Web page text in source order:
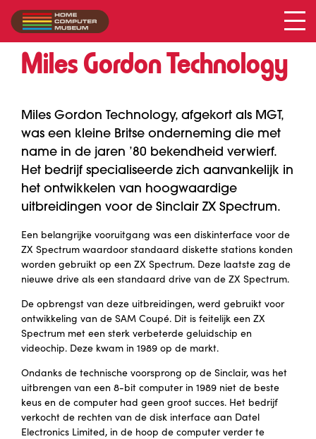
Collectie/ Miles Gordon Technology
Miles Gordon Technology
Miles Gordon Technology, afgekort als MGT,
was een kleine Britse onderneming die met
name in de jaren ’80 bekendheid verwierf.
Het bedrijf specialiseerde zich aanvankelijk in
het ontwikkelen van hoogwaardige
uitbreidingen voor de Sinclair ZX Spectrum.
Een belangrijke vooruitgang was een diskinterface voor de
ZX Spectrum waardoor standaard diskette stations konden
worden gebruikt op een ZX Spectrum. Deze laatste zag de
nieuwe drive als een standaard drive van de ZX Spectrum.
De opbrengst van deze uitbreidingen, werd gebruikt voor
ontwikkeling van de SAM Coupé. Dit is feitelijk een ZX
Spectrum met een sterk verbeterde geluidschip en
videochip. Deze kwam in 1989 op de markt.
Ondanks de technische voorsprong op de Sinclair, was het
uitbrengen van een 8-bit computer in 1989 niet de beste
keus en de computer had geen groot succes. Het bedrijf
verkocht de rechten van de disk interface aan Datel
Electronics Limited, in de hoop de computer verder te